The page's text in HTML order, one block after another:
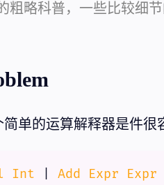
粗略科普，一些比较细
单的运算解释器是件很
Int Add Expr Expr